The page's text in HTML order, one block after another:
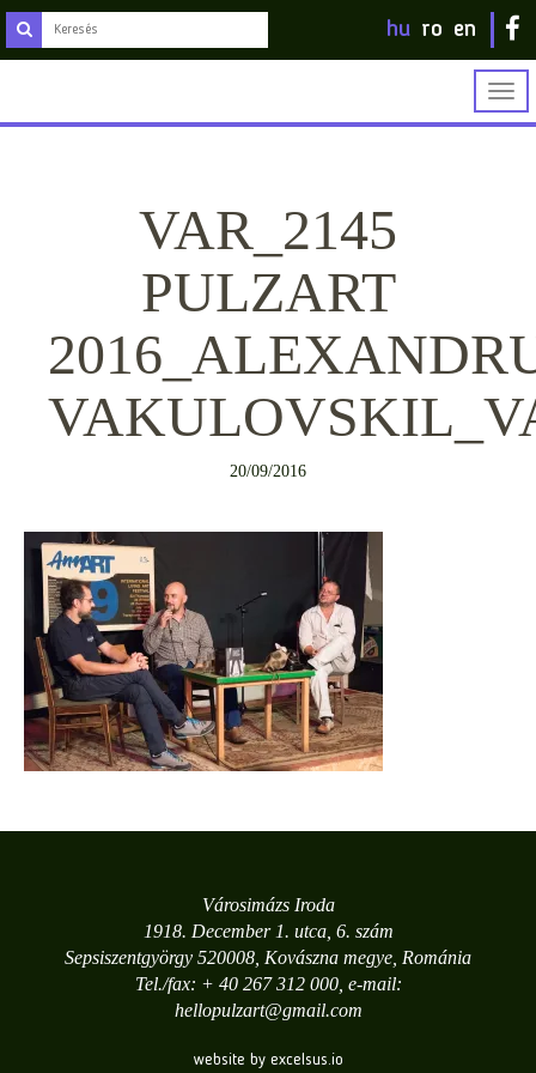
hu ro en
VAR_2145
PULZART
20/09/2016
Városimázs Iroda
1918. December 1. utca, 6. szám
Sepsiszentgyörgy 520008, Kovászna megye, Románia
Tel./fax: + 40 267 312 000, e-mail:
hellopulzart@gmail.com
website by excelsus.io